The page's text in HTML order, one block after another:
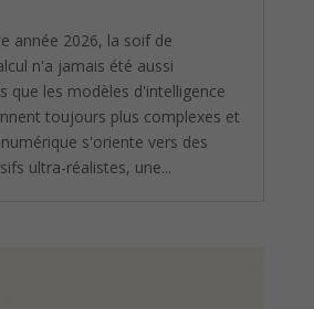
année 2026, la soif de
n'a jamais été aussi
que les modèles d'intelligence
toujours plus complexes et
s'oriente vers des
ultra-réalistes, une...